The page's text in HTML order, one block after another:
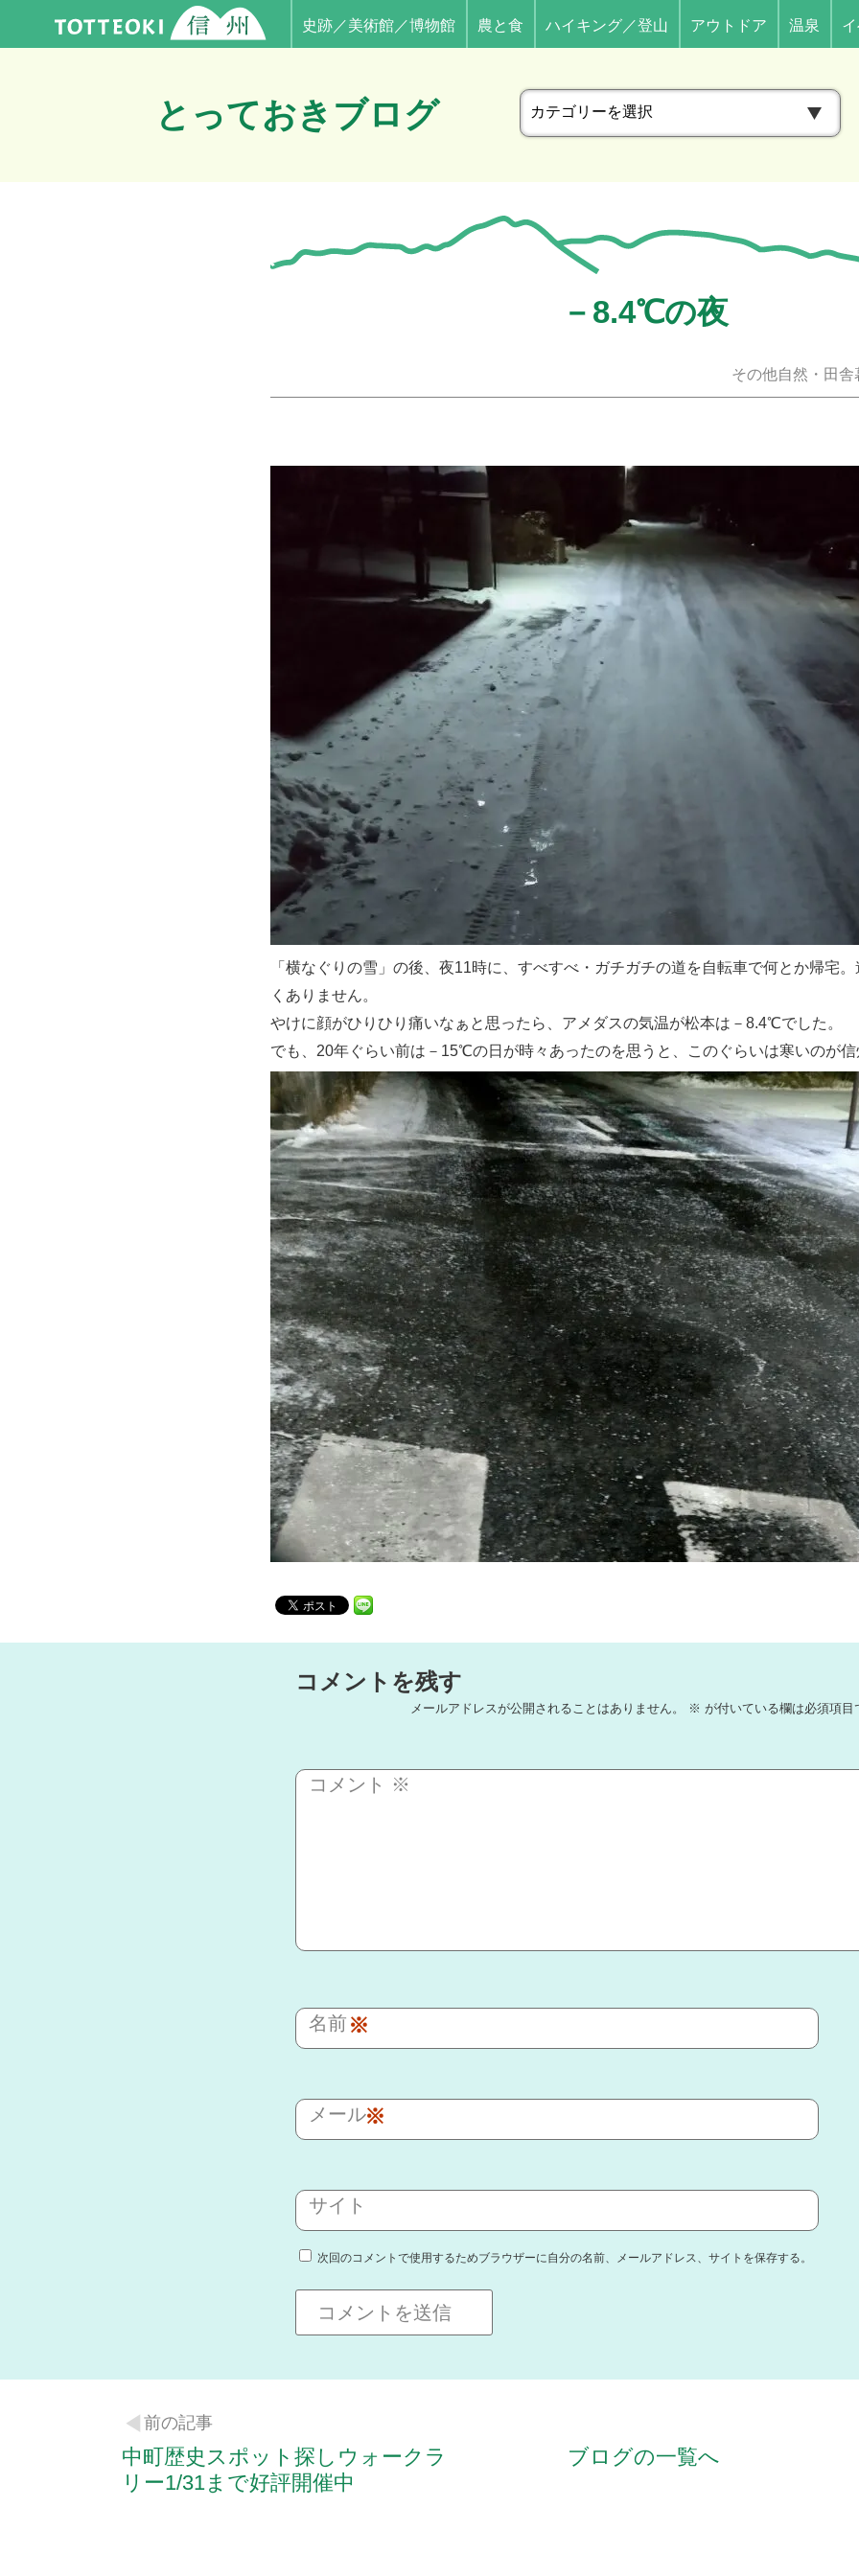
史跡／美術館／博物館 農と食 ハイキング／登山 アウトドア 温泉
とっておきブログ
カ
テ
リ
ー
－8.4℃の夜
その他自然・田舎
「横なぐりの雪」の後、夜11時に、すべすべ・ガチガチの道を自転車で何とか帰宅
くありません。
やけに顔がひりひり痛いなぁと思ったら、アメダスの気温が松本は－8.4℃でした。
でも、20年ぐらい前は－15℃の日が時々あったのを思うと、このぐらいは寒いのが
コメントを残す
メールアドレスが公開されることはありません。 ※ が付いている欄は必須項目
コメント ※
名前 ※
メール※
サイト
次回のコメントで使用するためブラウザーに自分の名前、メールアドレス、サイトを保存する。
前の記事
中町歴史スポット探しウォークラ
リー1/31まで好評開催中
ブログの一覧へ